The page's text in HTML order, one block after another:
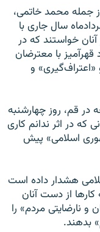
جمله محمد خاتمی،
سال جاری با
خواستند که در
قهرآميز با معترضان
«اعتراف‌گيری» و
در قم، روز چهارشنبه
که در اثر ندانم کاری
اسلامی» پيش
هشدار داده است
از دست آنان‏
نارضايتی مردم» را
بدهند.